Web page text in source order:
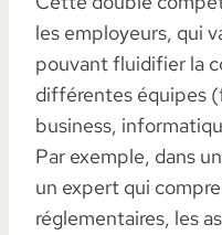
les employeurs, qui
pouvant fluidifier la
différentes équipes
business,
Par exemple, dans
un expert qui
réglementaires, les